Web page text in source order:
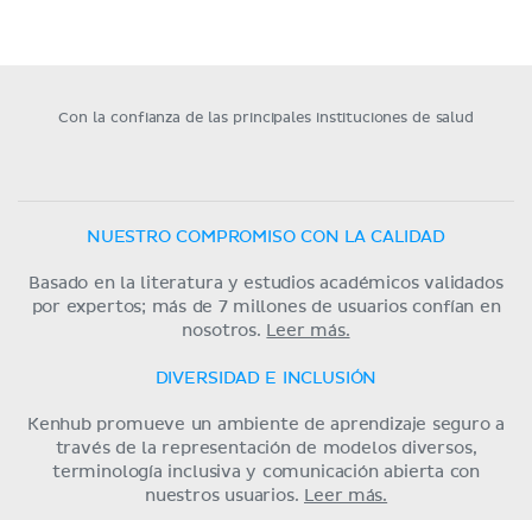
Con la confianza de las principales instituciones de salud
NUESTRO COMPROMISO CON LA CALIDAD
Basado en la literatura y estudios académicos validados
por expertos; más de 7 millones de usuarios confían en
nosotros.
Leer más.
DIVERSIDAD E INCLUSIÓN
Kenhub promueve un ambiente de aprendizaje seguro a
través de la representación de modelos diversos,
terminología inclusiva y comunicación abierta con
nuestros usuarios.
Leer más.